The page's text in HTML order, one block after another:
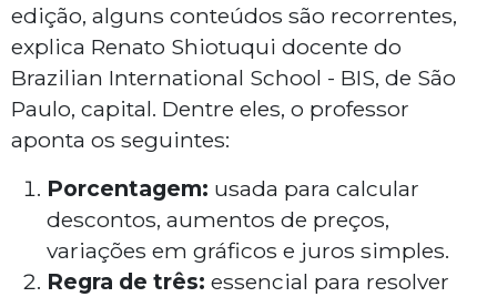
edição, alguns conteúdos são recorrentes,
explica Renato Shiotuqui docente do
Brazilian International School - BIS, de São
Paulo, capital. Dentre eles, o professor
aponta os seguintes:
Porcentagem: usada para calcular
descontos, aumentos de preços,
variações em gráficos e juros simples.
Regra de três: essencial para resolver